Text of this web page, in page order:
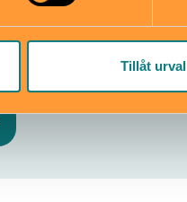
Tillåt urval
gamla-